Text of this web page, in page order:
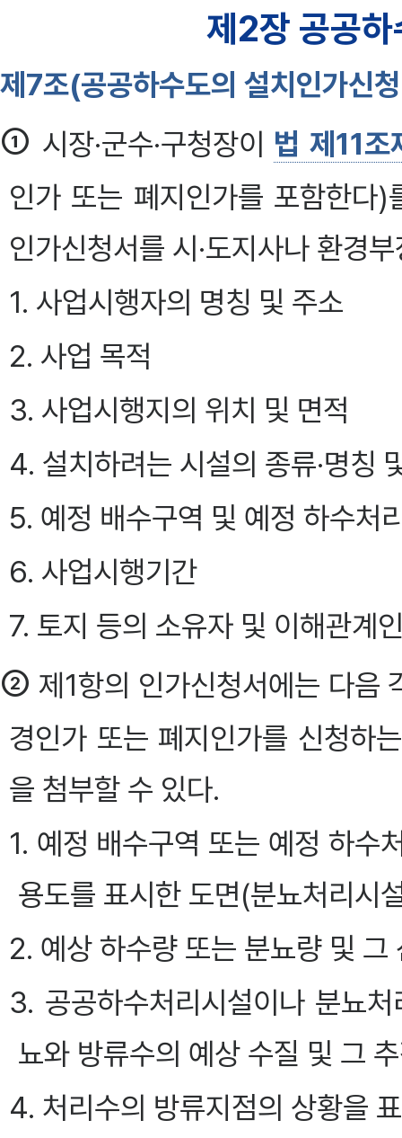
제2장 공공
제7조(공공하수도의 설치인가신
① 시장·군수·구청장이 법 제11
인가 또는 폐지인가를 포함한다
인가신청서를 시·도지사나 환경
1. 사업시행자의 명칭 및 주소
2. 사업 목적
3. 사업시행지의 위치 및 면적
4. 설치하려는 시설의 종류·명칭
5. 예정 배수구역 및 예정 하수처
6. 사업시행기간
7. 토지 등의 소유자 및 이해관계
② 제1항의 인가신청서에는 다음
경인가 또는 폐지인가를 신청하
을 첨부할 수 있다.
1. 예정 배수구역 또는 예정 하수
용도를 표시한 도면(분뇨처리시
2. 예상 하수량 또는 분뇨량 및 그
3. 공공하수처리시설이나 분뇨
뇨와 방류수의 예상 수질 및 그
4. 처리수의 방류지점의 상황을